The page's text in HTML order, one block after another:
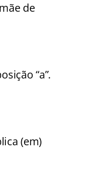
de
“a”.
(em)